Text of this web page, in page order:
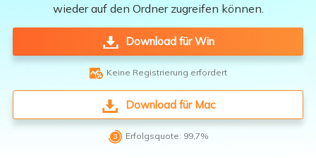
wieder auf den Ordner zugreifen können.
Download für Win
 Keine Registrierung erfordert
Download für Mac
 Erfolgsquote: 99,7%